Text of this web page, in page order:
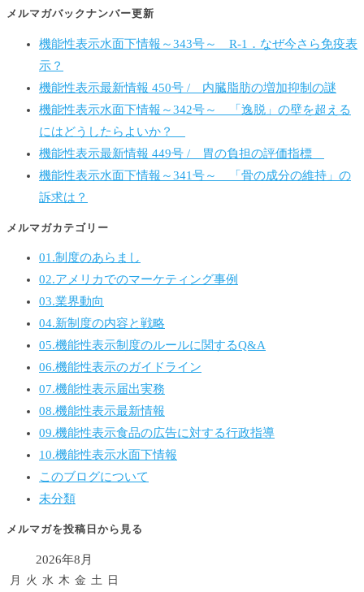
メルマガバックナンバー更新
機能性表示水面下情報～343号～ R-1．なぜ今さら免疫表
示？
機能性表示最新情報 450号 / 内臓脂肪の増加抑制の謎
機能性表示水面下情報～342号～ 「逸脱」の壁を超える
にはどうしたらよいか？
機能性表示最新情報 449号 / 胃の負担の評価指標
機能性表示水面下情報～341号～ 「骨の成分の維持」の
訴求は？
メルマガカテゴリー
01.制度のあらまし
02.アメリカでのマーケティング事例
03.業界動向
04.新制度の内容と戦略
05.機能性表示制度のルールに関するQ&A
06.機能性表示のガイドライン
07.機能性表示届出実務
08.機能性表示最新情報
09.機能性表示食品の広告に対する行政指導
10.機能性表示水面下情報
このブログについて
未分類
メルマガを投稿日から見る
2026年8月
月 火 水 木 金 土 日